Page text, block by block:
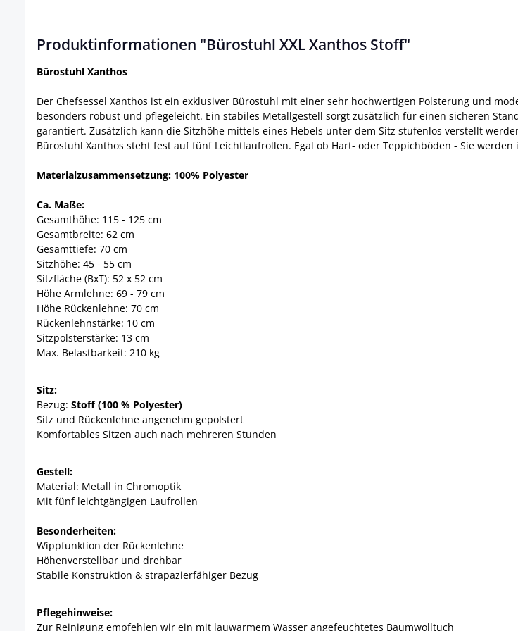
Produktinformationen "Bürostuhl XXL Xanthos Stoff"
Bürostuhl Xanthos
Der Chefsessel Xanthos ist ein exklusiver Bürostuhl mit einer sehr hochwertigen Polsterung und
besonders robust und pflegeleicht. Ein stabiles Metallgestell sorgt zusätzlich für einen sicheren
garantiert. Zusätzlich kann die Sitzhöhe mittels eines Hebels unter dem Sitz stufenlos verstellt
Bürostuhl Xanthos steht fest auf fünf Leichtlaufrollen. Egal ob Hart- oder Teppichböden - Sie
Materialzusammensetzung: 100% Polyester
Ca. Maße:
Gesamthöhe: 115 - 125 cm
Gesamtbreite: 62 cm
Gesamttiefe: 70 cm
Sitzhöhe: 45 - 55 cm
Sitzfläche (BxT): 52 x 52 cm
Höhe Armlehne: 69 - 79 cm
Höhe Rückenlehne: 70 cm
Rückenlehnstärke: 10 cm
Sitzpolsterstärke: 13 cm
Max. Belastbarkeit: 210 kg
Sitz:
Bezug: Stoff (100 % Polyester)
Sitz und Rückenlehne angenehm gepolstert
Komfortables Sitzen auch nach mehreren Stunden
Gestell:
Material: Metall in Chromoptik
Mit fünf leichtgängigen Laufrollen
Besonderheiten:
Wippfunktion der Rückenlehne
Höhenverstellbar und drehbar
Stabile Konstruktion & strapazierfähiger Bezug
Pflegehinweise:
Zur Reinigung empfehlen wir ein mit lauwarmem Wasser angefeuchtetes Baumwolltuch